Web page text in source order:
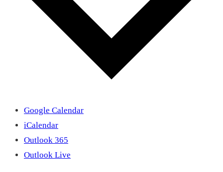
Google Calendar
iCalendar
Outlook 365
Outlook Live